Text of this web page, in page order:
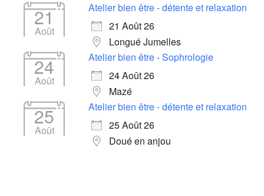
21
Août
Atelier bien être - détente et relaxation
21 Août 26
Longué Jumelles
24
Août
Atelier bien être - Sophrologie
24 Août 26
Mazé
25
Août
Atelier bien être - détente et relaxation
25 Août 26
Doué en anjou